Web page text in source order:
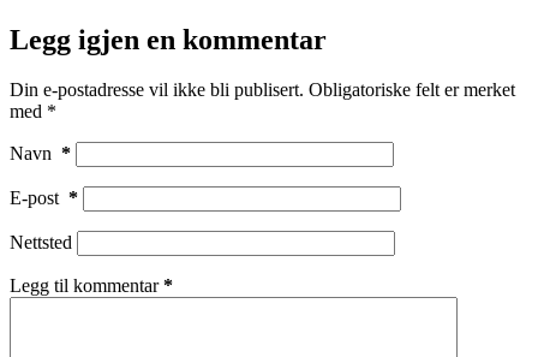
Legg igjen en kommentar
Din e-postadresse vil ikke bli publisert. Obligatoriske felt er merket
med *
Navn *
E-post *
Nettsted
Legg til kommentar*